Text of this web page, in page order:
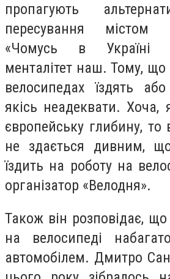
пропагують
пересування містом
«Чомусь в Україні
менталітет наш. Тому,
велосипедах їздять
якісь неадеквати.
європейську глибину, то
не здається дивним,
їздить на роботу на
організатор «Велодня».
Також він розповідає, що
на велосипеді
автомобілем. Дмитро